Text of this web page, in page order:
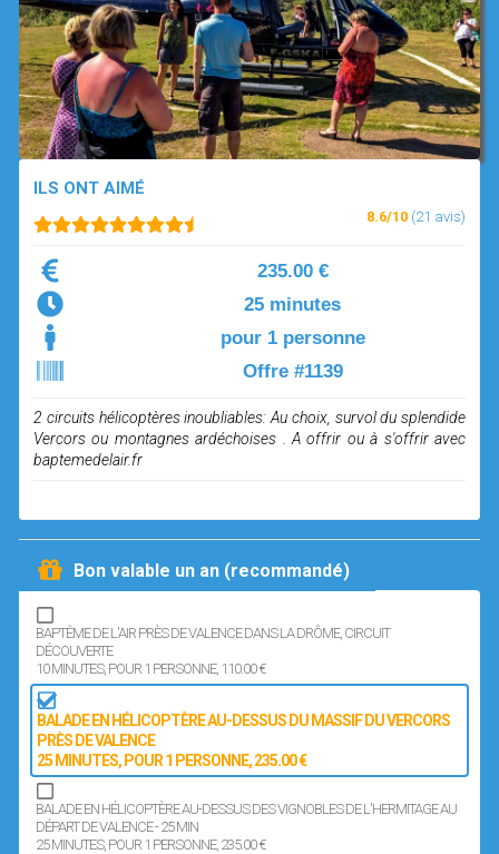
OPEN SUBMENU (SIMULATEUR)
SIMULATEUR
OPEN SUBMENU (DRÔNE)
DRÔNE
ILS ONT AIMÉ
8.6/10 (21 avis)
235.00 €
25 minutes
pour 1 personne
Offre #1139
2 circuits hélicoptères inoubliables: Au choix, survol du splendide
Vercors ou montagnes ardéchoises . A offrir ou à s'offrir avec
baptemedelair.fr
Bon valable un an (recommandé)
BAPTÊME DE L'AIR PRÈS DE VALENCE DANS LA DRÔME, CIRCUIT
DÉCOUVERTE
10 MINUTES, POUR 1 PERSONNE, 110.00 €
BALADE EN HÉLICOPTÈRE AU-DESSUS DU MASSIF DU VERCORS
PRÈS DE VALENCE
25 MINUTES, POUR 1 PERSONNE, 235.00 €
BALADE EN HÉLICOPTÈRE AU-DESSUS DES VIGNOBLES DE L'HERMITAGE AU
DÉPART DE VALENCE - 25 MIN
25 MINUTES, POUR 1 PERSONNE, 235.00 €